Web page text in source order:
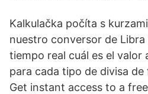
Kalkulačka počíta s
nuestro conversor de Libra
tiempo real cuál es el valor
para cada tipo de divisa
Get instant access to a